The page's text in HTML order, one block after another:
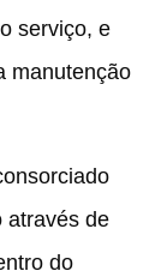
serviço, e
manutenção
através de
do